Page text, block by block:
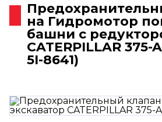
ЦЕНЫ
КОНТАКТЫ
на Гидромотор
башни с
CATERPILLAR 375-
5I-8641)